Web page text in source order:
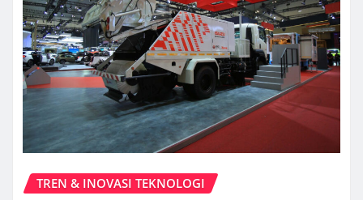
TREN & INOVASI TEKNOLOGI